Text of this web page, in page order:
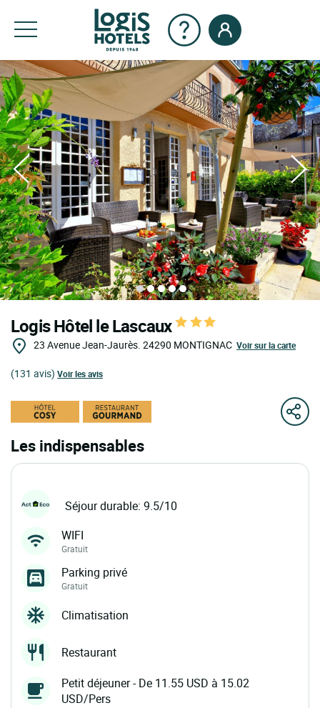
Logis Hôtel le Lascaux
23 Avenue Jean-Jaurès. 24290 MONTIGNAC Voir sur la carte
(131 avis) Voir les avis
Les indispensables
Séjour durable: 9.5/10
WIFI
Gratuit
Parking privé
Gratuit
Climatisation
Restaurant
Petit déjeuner - De 11.55 USD à 15.02
USD/Pers